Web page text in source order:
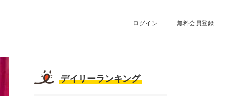
ログイン 無料会員登録
デイリーランキング